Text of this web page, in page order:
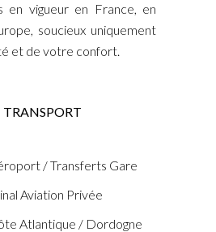
en vigueur en France, en
soucieux uniquement
et de votre confort.
TRANSPORT
/ Transferts Gare
Aviation Privée
Atlantique / Dordogne